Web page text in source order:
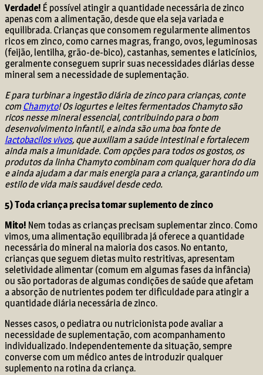
Verdade! É possível atingir a quantidade necessária de zinco
apenas com a alimentação, desde que ela seja variada e
equilibrada. Crianças que consomem regularmente alimentos
ricos em zinco, como carnes magras, frango, ovos, leguminosas
(feijão, lentilha, grão-de-bico), castanhas, sementes e laticínios,
geralmente conseguem suprir suas necessidades diárias desse
mineral sem a necessidade de suplementação.
E para turbinar a ingestão diária dezinco para crianças, conte
comChamyto! Os iogurtes e leites fermentados Chamyto são
ricos nesse mineral essencial, contribuindo para o bom
desenvolvimento infantil, e ainda são uma boa fonte de
lactobacilos vivos, que auxiliam a saúde intestinal e fortalecem
ainda mais a imunidade. Com opções para todos os gostos, os
produtos da linha Chamyto combinam com qualquer hora do dia
e ainda ajudam a dar mais energia para a criança, garantindo um
estilo de vida mais saudável desde cedo.
5) Toda criança precisa tomar suplemento de zinco
Mito! Nem todas as crianças precisam suplementar zinco. Como
vimos, uma alimentação equilibrada já oferece a quantidade
necessária do mineral na maioria dos casos. No entanto,
crianças que seguem dietas muito restritivas, apresentam
seletividade alimentar (comum em algumas fases da infância)
ou são portadoras de algumas condições de saúde que afetam
a absorção de nutrientes podem ter dificuldade para atingir a
quantidade diária necessária de zinco.
Nesses casos, o pediatra ou nutricionista pode avaliar a
necessidade de suplementação, com acompanhamento
individualizado. Independentemente da situação, sempre
converse com um médico antes de introduzir qualquer
suplemento na rotina da criança.